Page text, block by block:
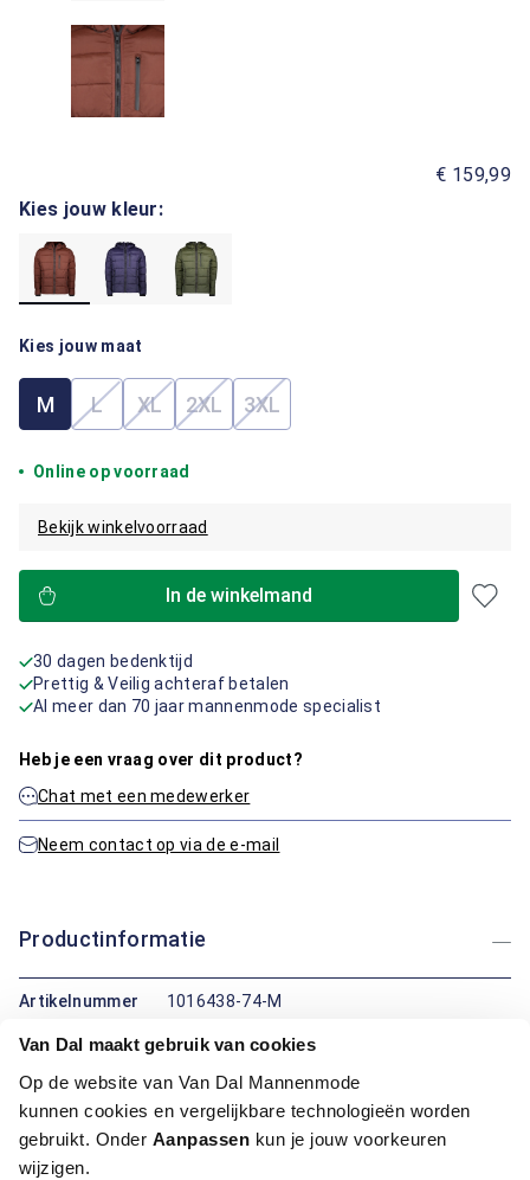
Van Dal maakt gebruik van cookies
Op de website van Van Dal Mannenmode
kunnen cookies en vergelijkbare technologieën worden
gebruikt. Onder Aanpassen kun je jouw voorkeuren
wijzigen.
€ 159,99
Kies jouw kleur:
Kies jouw maat
M L(Deze optie is momenteel niet beschikbaar.)
XL(Deze optie is momenteel niet beschikbaar.)
2XL(Deze optie is momenteel niet
3XL(Deze optie is momenteel niet
Online op voorraad
Bekijk winkelvoorraad
In de winkelmand
30 dagen bedenktijd
Prettig & Veilig achteraf betalen
Al meer dan 70 jaar mannenmode specialist
Heb je een vraag over dit product?
Chat met een medewerker
Neem contact op via de e-mail
Productinformatie
Artikelnummer
1016438-74-M
Materiaal:
100% Polyester
Pasvorm:
Regular Fit
Motief:
Uni motief
Deze winterjas van Eagle & Brown biedt comfort en warmte